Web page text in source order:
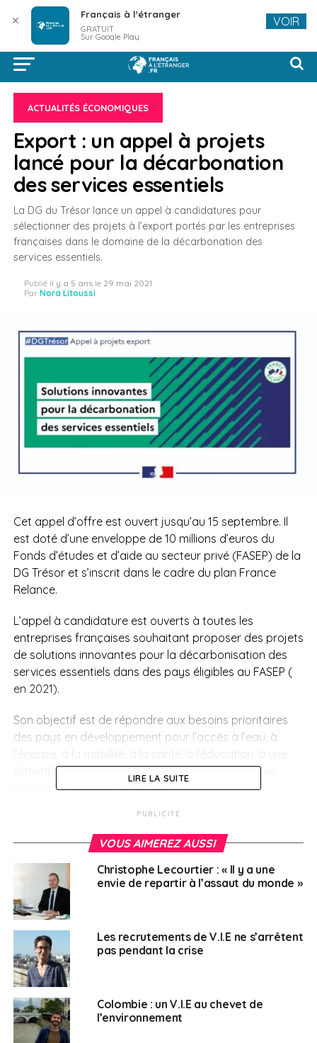
ACTUALITÉS ÉCONOMIQUES
Export : un appel à projets
lancé pour la décarbonation
des services essentiels
La DG du Trésor lance un appel à candidatures pour
sélectionner des projets à l’export portés par les entreprises
françaises dans le domaine de la décarbonation des
services essentiels.
Publié il y a 5 ans le 29 mai 2021
Par Nora Litoussi
Cet appel d’offre est ouvert jusqu’au 15 septembre. Il
est doté d’une enveloppe de 10 millions d’euros du
Fonds d’études et d’aide au secteur privé (FASEP) de la
DG Trésor et s’inscrit dans le cadre du plan France
Relance.
L’appel à candidature est ouverts à toutes les
entreprises françaises souhaitant proposer des projets
de solutions innovantes pour la décarbonisation des
services essentiels dans des pays éligibles au FASEP (
en 2021).
Son objectif est de répondre aux besoins prioritaires
des pays en développement pour l’accès à l’eau, à
alimentation saine ou encore au logement, tout en
limitant les émissions carbone.
> Exemple de projet
– Eau potable et assainissement : production,
distribution, traitement, réduction de la consommation
– Energie : production, distribution, stockage, accès à
l’énergie hors réseau
– Mobilité : mobilités actives, optimisation du transport
collectif, véhicules électriques, systèmes de recharge,
réduction des déplacements
Gestion des déchets : prévention, collecte,
recyclage, valorisation ; Santé : consommation
LIRE LA SUITE
PUBLICITÉ
VOUS AIMEREZ AUSSI
Christophe Lecourtier : « Il y a une
envie de repartir à l’assaut du monde »
Les recrutements de V.I.E ne s’arrêtent
pas pendant la crise
Colombie : un V.I.E au chevet de
l’environnement
✕ Français à l'étranger
GRATUIT
Sur Google Play
VOIR